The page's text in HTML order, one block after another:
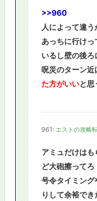
>>960
人によって違う
あっちに行け
いるし壁の後
呪災のターン近
た方がいいと思
961: エストの攻略
アミュだけは
ど大砲擦ってろ
号令タイミン
りして余裕で